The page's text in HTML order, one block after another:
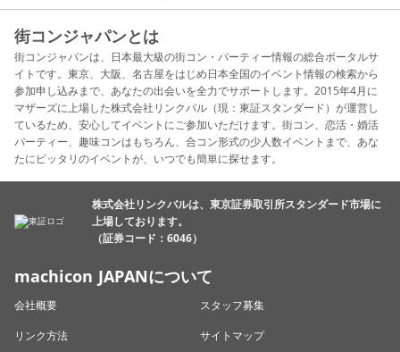
街コンジャパンとは
街コンジャパンは、日本最大級の街コン・パーティー情報の総合ポータルサ
イトです。東京、大阪、名古屋をはじめ日本全国のイベント情報の検索から
参加申し込みまで、あなたの出会いを全力でサポートします。2015年4月に
マザーズに上場した株式会社リンクバル（現：東証スタンダード）が運営し
ているため、安心してイベントにご参加いただけます。街コン、恋活・婚活
パーティー、趣味コンはもちろん、合コン形式の少人数イベントまで、あな
たにピッタリのイベントが、いつでも簡単に探せます。
株式会社リンクバルは、東京証券取引所スタンダード市場に
上場しております。
（証券コード：6046）
machicon JAPANについて
会社概要
スタッフ募集
リンク方法
サイトマップ